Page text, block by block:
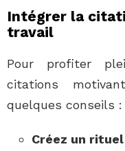
Intégrer la
travail
Pour profiter
citations
quelques conseils :
Créez un